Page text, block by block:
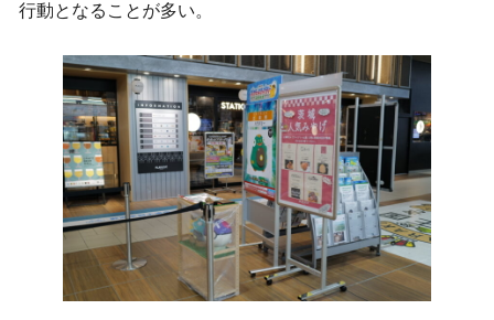
行動となることが多い。